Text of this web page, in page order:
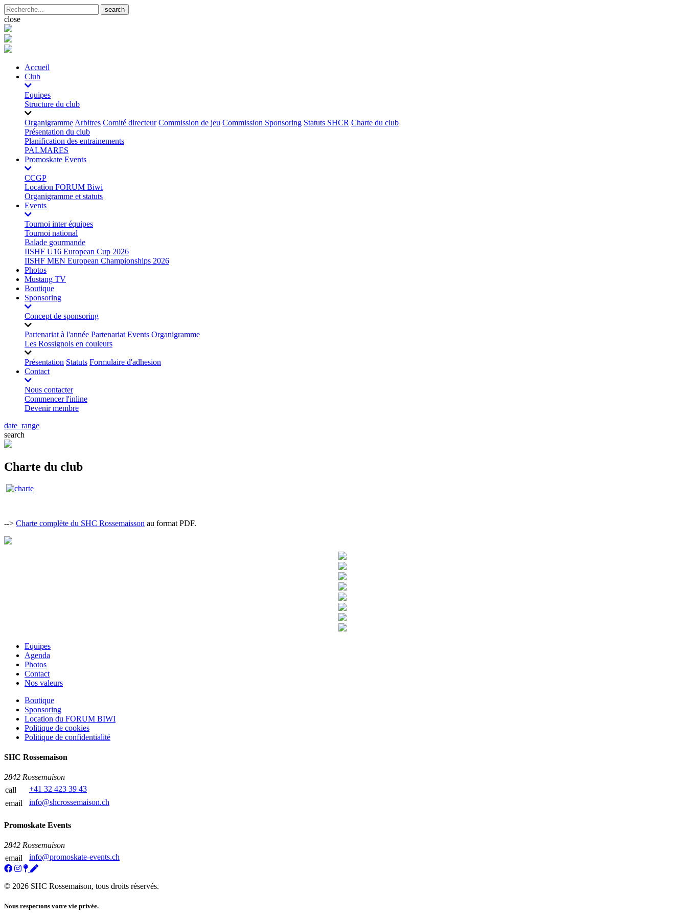
search
close
Accueil
Club
Equipes
Structure du club
Organigramme Arbitres Comité directeur Commission de jeu Commission Sponsoring Statuts SHCR Charte du club
Présentation du club
Planification des entrainements
PALMARES
Promoskate Events
CCGP
Location FORUM Biwi
Organigramme et statuts
Events
Tournoi inter équipes
Tournoi national
Balade gourmande
IISHF U16 European Cup 2026
IISHF MEN European Championships 2026
Photos
Mustang TV
Boutique
Sponsoring
Concept de sponsoring
Partenariat à l'année Partenariat Events Organigramme
Les Rossignols en couleurs
Présentation Statuts Formulaire d'adhesion
Contact
Nous contacter
Commencer l'inline
Devenir membre
date_range
search
Charte du club
--> Charte complète du SHC Rossemaisson au format PDF.
Equipes
Agenda
Photos
Contact
Nos valeurs
Boutique
Sponsoring
Location du FORUM BIWI
Politique de cookies
Politique de confidentialité
SHC Rossemaison
2842 Rossemaison
call
+41 32 423 39 43
email
info@shcrossemaison.ch
Promoskate Events
2842 Rossemaison
email
info@promoskate-events.ch
© 2026 SHC Rossemaison, tous droits réservés.
Nous respectons votre vie privée.